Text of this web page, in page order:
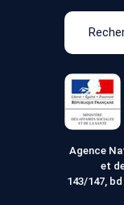
Recherche
le
site
Web
Agence
et
143/147,